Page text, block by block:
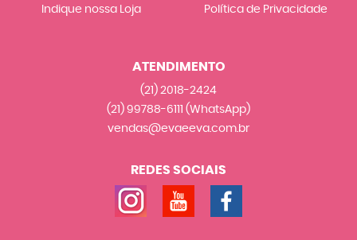
Indique nossa Loja Política de Privacidade
ATENDIMENTO
(21) 2018-2424
(21) 99788-6111 (WhatsApp)
vendas@evaeeva.com.br
REDES SOCIAIS